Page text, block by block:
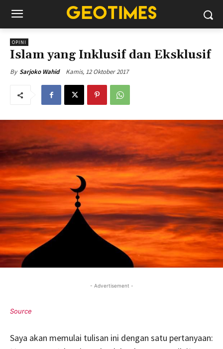
OPINI
Islam yang Inklusif dan Eksklusif
By Sarjoko Wahid Kamis, 12 Oktober 2017
- Advertisement -
Saya akan memulai tulisan ini dengan satu pertanyaan: